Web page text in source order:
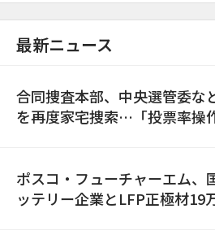
最新ニュース
合同捜査本部、中央選管委な
を再度家宅捜索…「投票率操
ポスコ・フューチャーエム、
ッテリー企業とLFP正極材19